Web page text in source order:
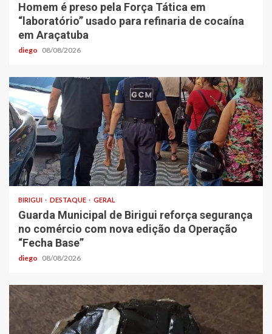
Homem é preso pela Força Tática em
“laboratório” usado para refinaria de cocaína
em Araçatuba
diego 08/08/2026
BIRIGUI DESTAQUE GERAL
Guarda Municipal de Birigui reforça segurança
no comércio com nova edição da Operação
“Fecha Base”
diego 08/08/2026